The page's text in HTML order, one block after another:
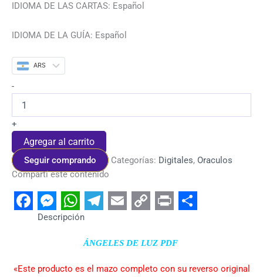
IDIOMA DE LAS CARTAS: Español
IDIOMA DE LA GUÍA: Español
ARS
-
+
Agregar al carrito
Seguir comprando Categorías: Digitales, Oraculos
Compartí este contenido
Facebook
Messenger
WhatsApp
Link
Descripción
ÁNGELES DE LUZ PDF
«Este producto es el mazo completo con su reverso original